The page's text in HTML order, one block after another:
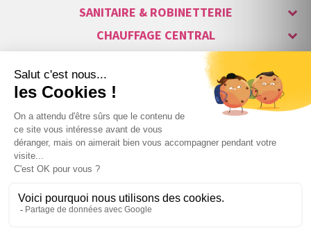
SANITAIRE & ROBINETTERIE
CHAUFFAGE CENTRAL
ALARME & SÉCURITÉ
MAISON CONNECTÉE
VISIOPHONE & INTERPHONE
LUMINAIRES & ECLAIRAGE
NOS GAMMES STARS